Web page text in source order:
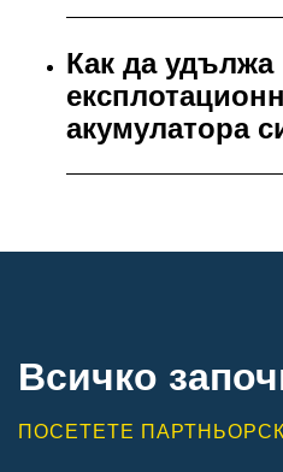
Как да удължа
акумулатора
Всичко
ПОСЕТЕТЕ